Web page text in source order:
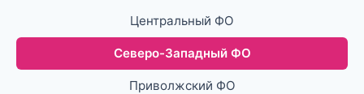
Центральный ФО
Северо-Западный ФО
Приволжский ФО